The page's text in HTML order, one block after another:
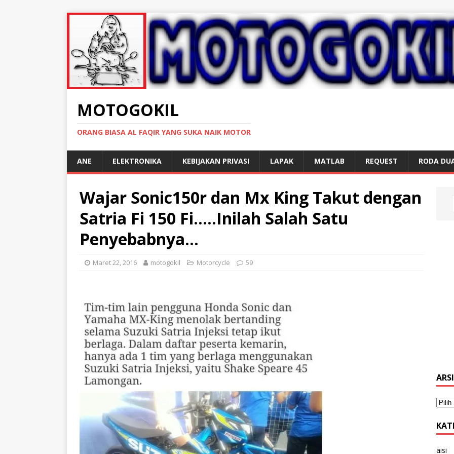
MOTOGOKIL
ORANG BIASA AL FAQIR YANG SUKA NAIK MOTOR
ANE ELEKTRONIKA KEBIJAKAN PRIVASI LAPAK MATLAB REQUEST RODA
Wajar Sonic150r dan Mx King Takut dengan
Satria Fi 150 Fi…..Inilah Salah Satu
Penyebabnya…
Maret 22, 2016 motogokil Motorcycle 59
aisi